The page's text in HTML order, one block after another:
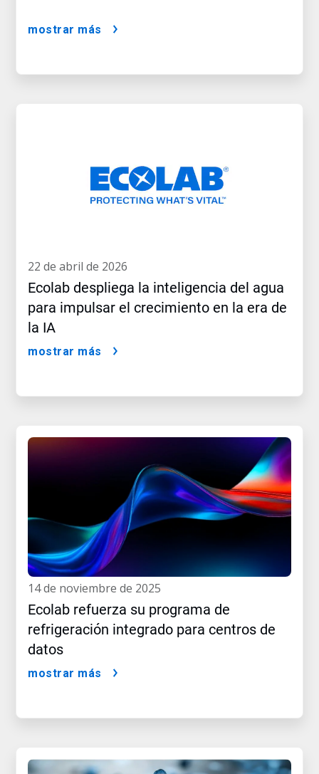
mostrar más
22 de abril de 2026
Ecolab despliega la inteligencia del agua
para impulsar el crecimiento en la era de
la IA
mostrar más
14 de noviembre de 2025
Ecolab refuerza su programa de
refrigeración integrado para centros de
datos
mostrar más